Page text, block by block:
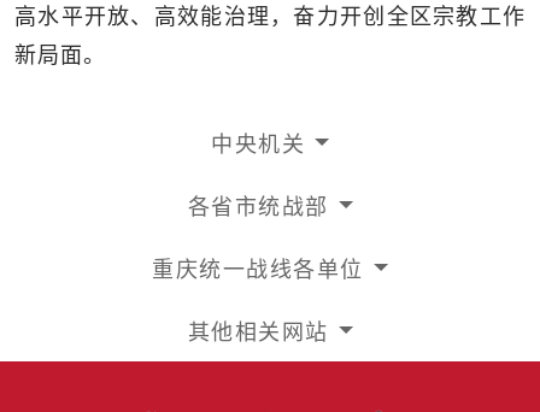
高水平开放、高效能治理，奋力开创全区宗教工作
新局面。
中央机关
各省市统战部
重庆统一战线各单位
其他相关网站